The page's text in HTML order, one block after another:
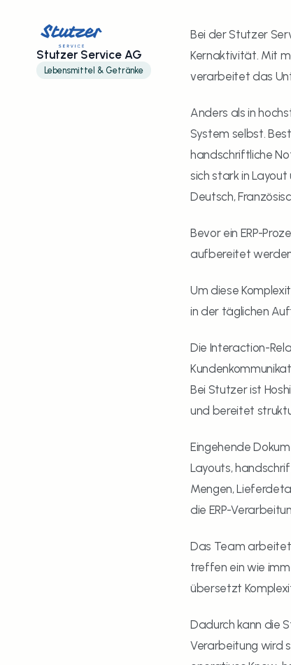
Stutzer Service AG
Lebensmittel & Getränke
Bei der Stutzer
Kernaktivität. Mit
verarbeitet das
Anders als in
System selbst.
handschriftliche
sich stark in
Deutsch,
Bevor ein ERP-
aufbereitet
Um diese
in der täglichen
Die Interaction-
Bei Stutzer ist
und bereitet
Eingehende
Layouts,
Mengen,
die ERP-
Das Team arbeitet
treffen ein wie
übersetzt
Dadurch kann die
Verarbeitung wird